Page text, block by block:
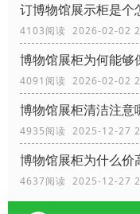
订博物馆展示柜是个
4103阅读 2026-02-02
博物馆展柜为何能够
4091阅读 2026-02-02
博物馆展柜清洁注意
4935阅读 2025-12-27
博物馆展柜为什么价
4637阅读 2025-12-27